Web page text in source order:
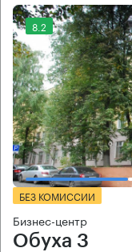
8.2
БЕЗ КОМИССИИ
Бизнес-центр
Обуха 3